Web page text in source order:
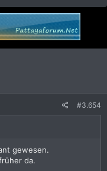
#3.654
gewesen.
da.